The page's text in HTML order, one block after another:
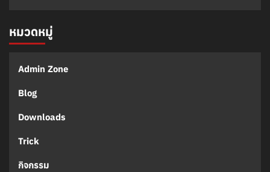
หมวดหมู่
Admin Zone
Blog
Downloads
Trick
กิจกรรม